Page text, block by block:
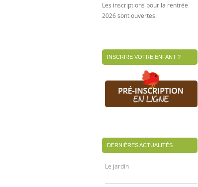
Les inscriptions pour la rentrée
2026 sont ouvertes.
INSCRIRE VOTRE ENFANT ?
DERNIÈRES ACTUALITÉS
Le jardin